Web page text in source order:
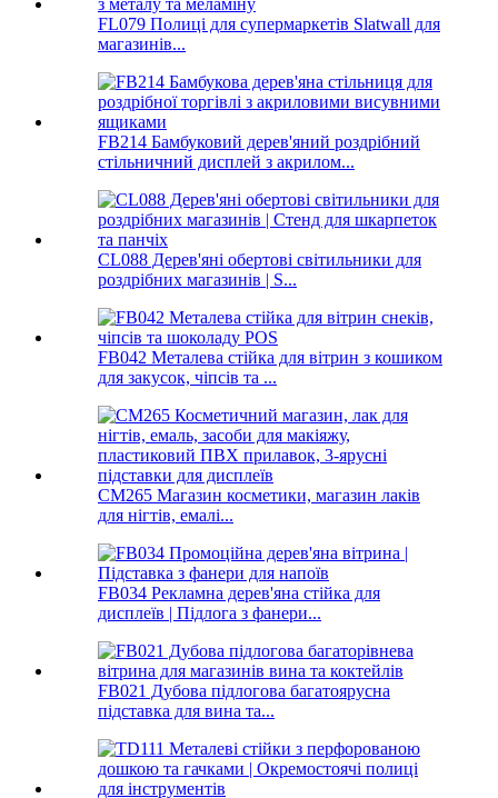
FL079 Полиці для супермаркетів Slatwall для
магазинів...
FB214 Бамбуковий дерев'яний роздрібний
стільничний дисплей з акрилом...
CL088 Дерев'яні обертові світильники для
роздрібних магазинів | S...
FB042 Металева стійка для вітрин з кошиком
для закусок, чіпсів та ...
CM265 Магазин косметики, магазин лаків
для нігтів, емалі...
FB034 Рекламна дерев'яна стійка для
дисплеїв | Підлога з фанери...
FB021 Дубова підлогова багатоярусна
підставка для вина та...